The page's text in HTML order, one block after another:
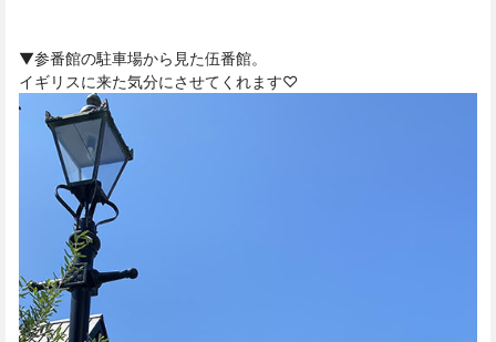
▼参番館の駐車場から見た伍番館。
イギリスに来た気分にさせてくれます♡